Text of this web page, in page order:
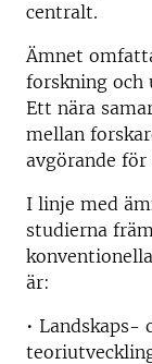
centralt.
Ämnet
forskning och
Ett nära
mellan
avgörande
I linje med
studierna
är:
• Landskaps-